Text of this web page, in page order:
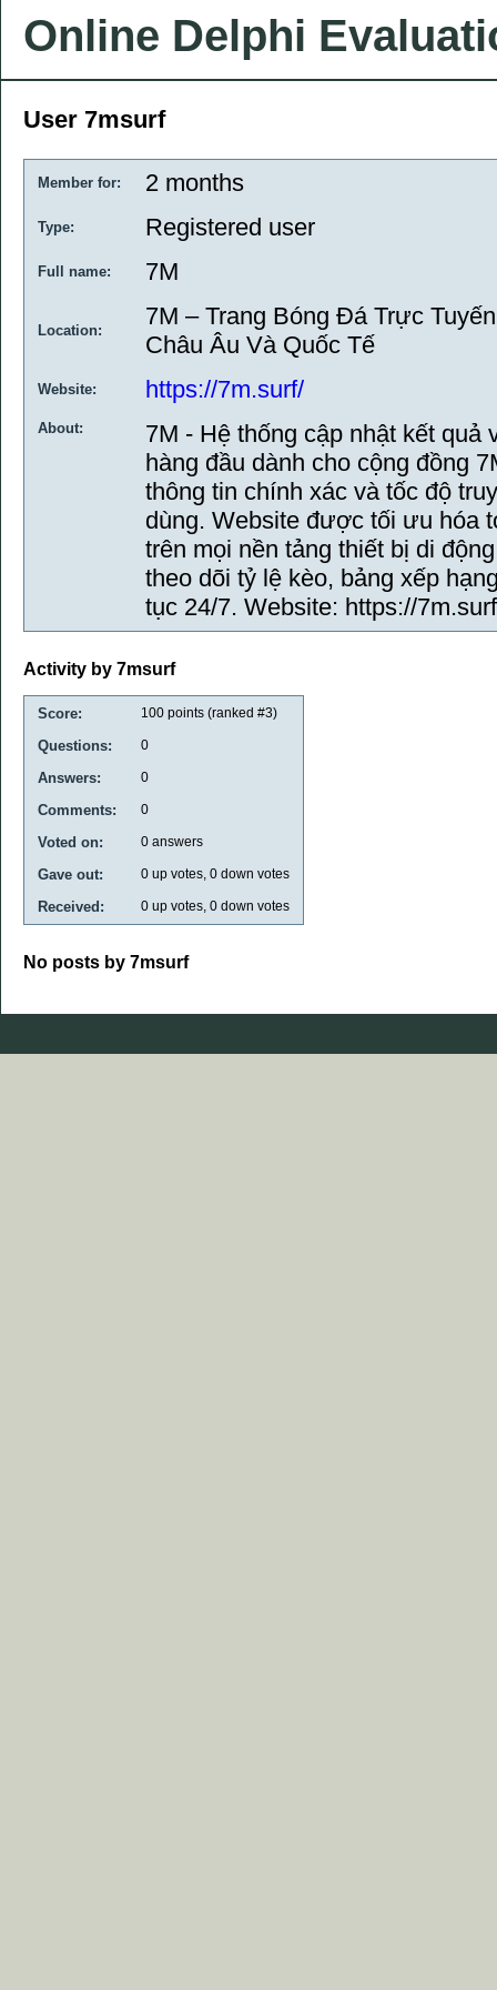
Online Delphi
User 7msurf
Member for: 2 months
Type: Registered user
Full name: 7M
Location:
7M – Trang Bóng Đá Trực
Châu Âu Và Quốc Tế
Website: https://7m.surf/
About:
7M - Hệ thống cập nhật kết
hàng đầu dành cho cộng đồng
thông tin chính xác và tốc độ
dùng. Website được tối ưu hóa
trên mọi nền tảng thiết bị di
theo dõi tỷ lệ kèo, bảng xếp
tục 24/7. Website: https://
Activity by 7msurf
Score: 100 points (ranked #3)
Questions: 0
Answers: 0
Comments: 0
Voted on: 0 answers
Gave out: 0 up votes, 0 down votes
Received: 0 up votes, 0 down votes
No posts by 7msurf